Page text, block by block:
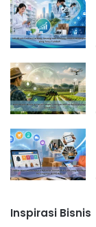
Inspirasi Bisnis